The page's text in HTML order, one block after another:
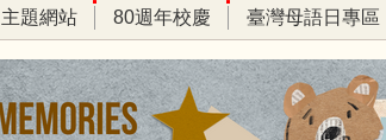
主題網站 80週年校慶 臺灣母語日專區